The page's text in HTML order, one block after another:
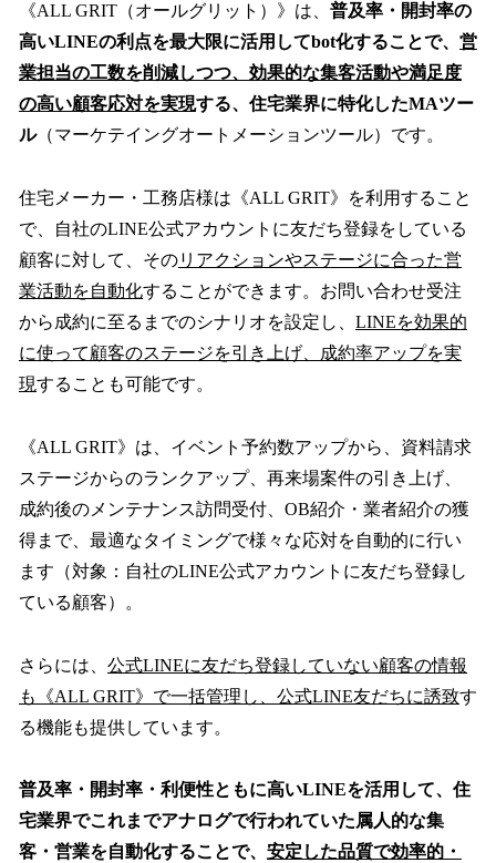
《ALL GRIT（オールグリット）》は、 普及率・開封率の
高いLINEの利点を最大限に活用してbot化することで、 営
業担当の工数を削減しつつ、効果的な集客活動や満足度
の高い顧客応対を実現する、住宅業界に特化したMAツー
ル（マーケテイングオートメーションツール）です。
住宅メーカー・工務店様は《ALL GRIT》を利用すること
で、自社のLINE公式アカウントに友だち登録をしている
顧客に対して、そのリアクションやステージに合った営
業活動を自動化することができます。お問い合わせ受注
から成約に至るまでのシナリオを設定し、 LINEを効果的
に使って顧客のステージを引き上げ、成約率アップを実
現することも可能です。
《ALL GRIT》は、イベント予約数アップから、資料請求
ステージからのランクアップ、再来場案件の引き上げ、
成約後のメンテナンス訪問受付、OB紹介・業者紹介の獲
得まで、最適なタイミングで様々な応対を自動的に行い
ます（対象：自社のLINE公式アカウントに友だち登録し
ている顧客）。
さらには、 公式LINEに友だち登録していない顧客の情報
も《ALL GRIT》で一括管理し、公式LINE友だちに誘致す
る機能も提供しています。
普及率・開封率・利便性ともに高いLINEを活用して、住
宅業界でこれまでアナログで行われていた属人的な集
客・営業を自動化することで、 安定した品質で効率的・